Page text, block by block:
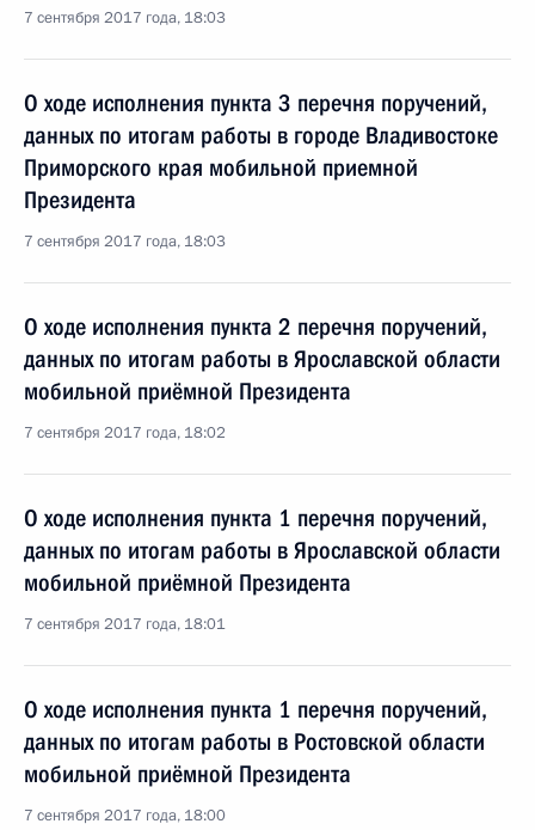
7 сентября 2017 года, 18:03
О ходе исполнения пункта 3 перечня поручений,
данных по итогам работы в городе Владивостоке
Приморского края мобильной приемной
Президента
7 сентября 2017 года, 18:03
О ходе исполнения пункта 2 перечня поручений,
данных по итогам работы в Ярославской области
мобильной приёмной Президента
7 сентября 2017 года, 18:02
О ходе исполнения пункта 1 перечня поручений,
данных по итогам работы в Ярославской области
мобильной приёмной Президента
7 сентября 2017 года, 18:01
О ходе исполнения пункта 1 перечня поручений,
данных по итогам работы в Ростовской области
мобильной приёмной Президента
7 сентября 2017 года, 18:00